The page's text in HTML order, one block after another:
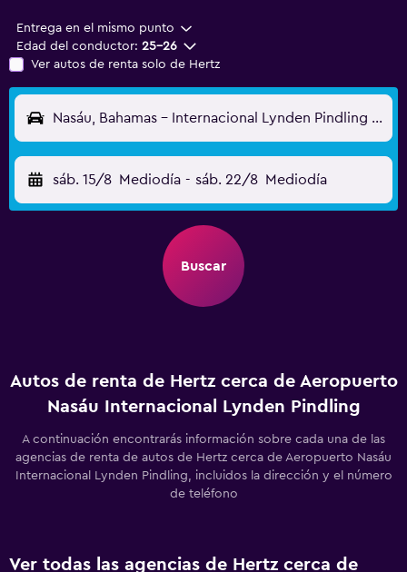
Entrega en el mismo punto
Edad del conductor: 25-26
Ver autos de renta solo de Hertz
Nasáu, Bahamas - Internacional Lynden Pindling (NAS)
sáb. 15/8 Mediodía - sáb. 22/8 Mediodía
Buscar
Autos de renta de Hertz cerca de Aeropuerto
Nasáu Internacional Lynden Pindling
A continuación encontrarás información sobre cada una de las
agencias de renta de autos de Hertz cerca de Aeropuerto Nasáu
Internacional Lynden Pindling, incluidos la dirección y el número
de teléfono
Ver todas las agencias de Hertz cerca de